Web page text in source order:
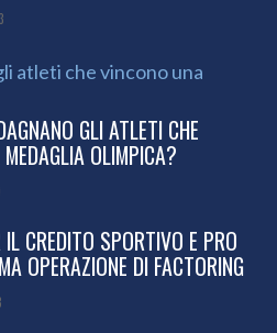
GLI ATLETI CHE
OLIMPICA?
CREDITO SPORTIVO E PRO
OPERAZIONE DI FACTORING